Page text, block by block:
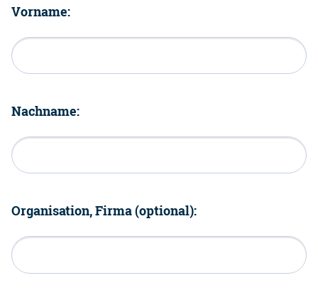
Vorname:
Nachname:
Organisation, Firma (optional):